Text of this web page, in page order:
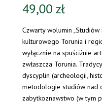
49,00 zł
Czwarty wolumin
kulturowego Torunia i
wyłącznie na spuściźnie
zwłaszcza Torunia.
dyscyplin (archeologii,
metodologie studiów nad
zabytkoznawstwo (w tym